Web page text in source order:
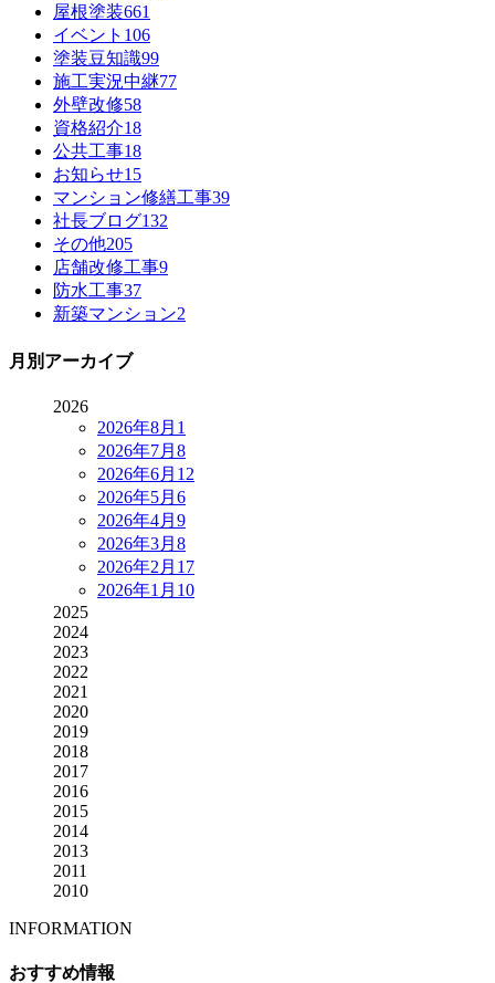
屋根塗装661
イベント 106
塗装豆知識99
施工実況中継77
外壁改修58
資格紹介18
公共工事18
お知らせ15
マンション修繕工事39
社長ブログ132
その他205
店舗改修工事9
防水工事37
新築マンション2
月別アーカイブ
2026
2026年8月 1
2026年7月 8
2026年6月 12
2026年5月 6
2026年4月 9
2026年3月 8
2026年2月 17
2026年1月 10
2025
2024
2023
2022
2021
2020
2019
2018
2017
2016
2015
2014
2013
2011
2010
INFORMATION
おすすめ情報